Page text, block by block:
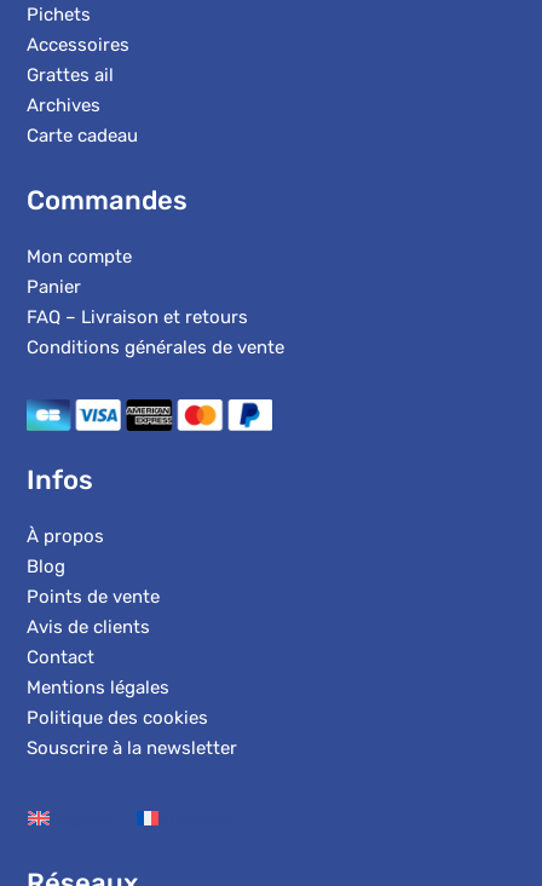
Pichets
Accessoires
Grattes ail
Archives
Carte cadeau
Commandes
Mon compte
Panier
FAQ – Livraison et retours
Conditions générales de vente
Infos
À propos
Blog
Points de vente
Avis de clients
Contact
Mentions légales
Politique des cookies
Souscrire à la newsletter